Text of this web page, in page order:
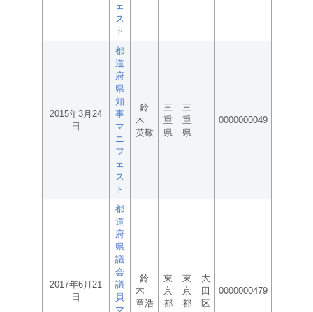
ェ
ス
ト
2015年3月24
日
都
道
府
県
知
事
マ
ニ
フ
ェ
ス
ト
鈴
木
英敬
三
重
県
三
重
県
0000000049
2017年6月21
日
都
道
府
県
議
会
議
員
マ
鈴
木
章浩
東
京
都
東
京
都
大
田
区
0000000479